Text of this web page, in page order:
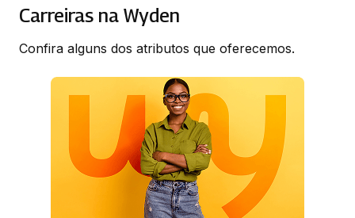
Carreiras na Wyden
Confira alguns dos atributos que oferecemos.